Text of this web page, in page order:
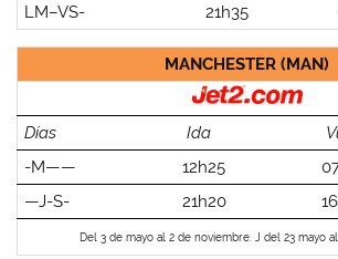
LM–VS-
21h35
MANCHESTER (MAN)
Días Ida
-M——
12h25
—J-S-
21h20
Del 3 de mayo al 2 de noviembre. J del 23 mayo